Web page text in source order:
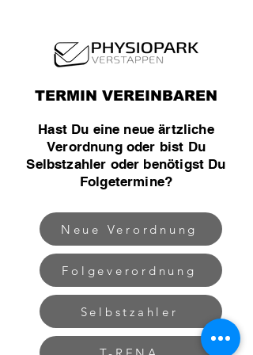
TERMIN VEREINBAREN
Hast Du eine neue ärtzliche
Verordnung oder bist Du
Selbstzahler oder benötigst Du
Folgetermine?
Neue Verordnung
Folgeverordnung
Selbstzahler